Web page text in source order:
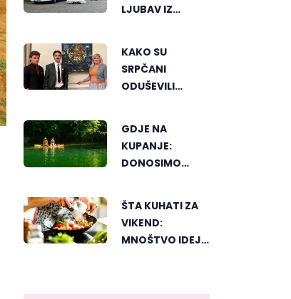
LJUBAV IZ
KAKO SU
SRPČANI
ODUŠEVILI
GDJE NA
KUPANJE:
DONOSIMO
BANJALUČKIH
MJESTA ZA
OSVJEŽENJE
TEKOM LJETNIH
ŠTA KUHATI ZA
VIKEND:
MNOŠTVO IDEJA
RUČAK